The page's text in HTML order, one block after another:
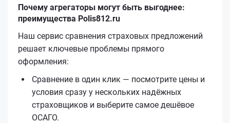
Почему агрегаторы могут быть выгоднее:
преимущества Polis812.ru
Наш сервис сравнения страховых предложений
решает ключевые проблемы прямого
оформления:
Сравнение в один клик — посмотрите цены и
условия сразу у нескольких надёжных
страховщиков и выберите самое дешёвое
ОСАГО.